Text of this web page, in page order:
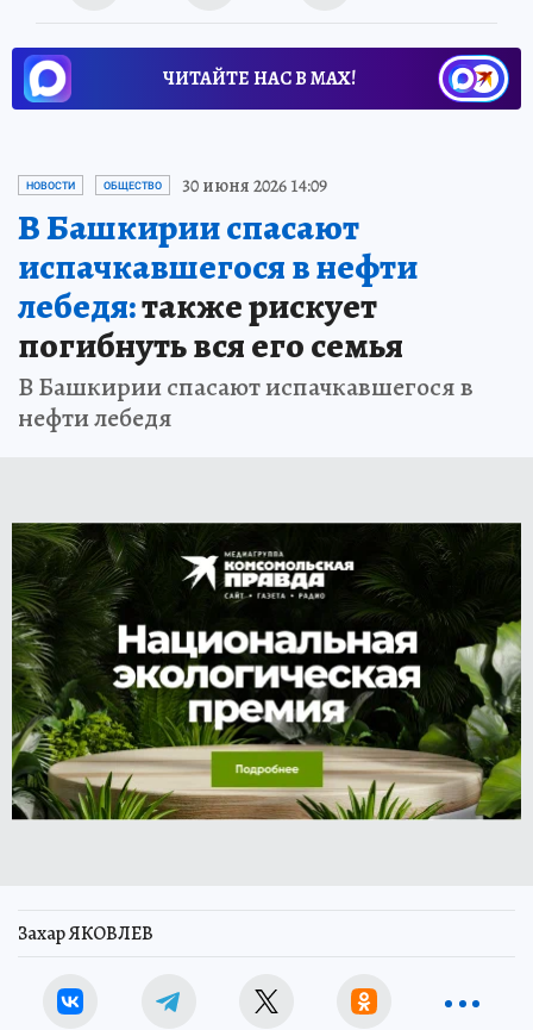
ЧИТАЙТЕ НАС В МАХ!
НОВОСТИ ОБЩЕСТВО 30 июня 2026 14:09
В Башкирии спасают
испачкавшегося в нефти
лебедя:также рискует
погибнуть вся его семья
В Башкирии спасают испачкавшегося в
нефти лебедя
Захар ЯКОВЛЕВ